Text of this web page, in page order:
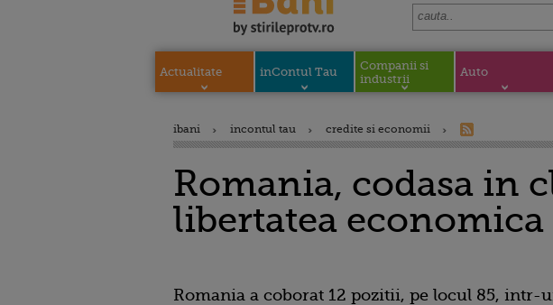
Actualitate inContul Tau
Companii si
industrii
Auto
ibani incontul tau credite si economii
Romania, codasa in
libertatea economica
Romania a coborat 12 pozitii, pe locul 85, intr-